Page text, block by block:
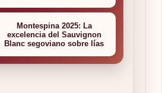
Montespina 2025: La
excelencia del Sauvignon
Blanc segoviano sobre lías